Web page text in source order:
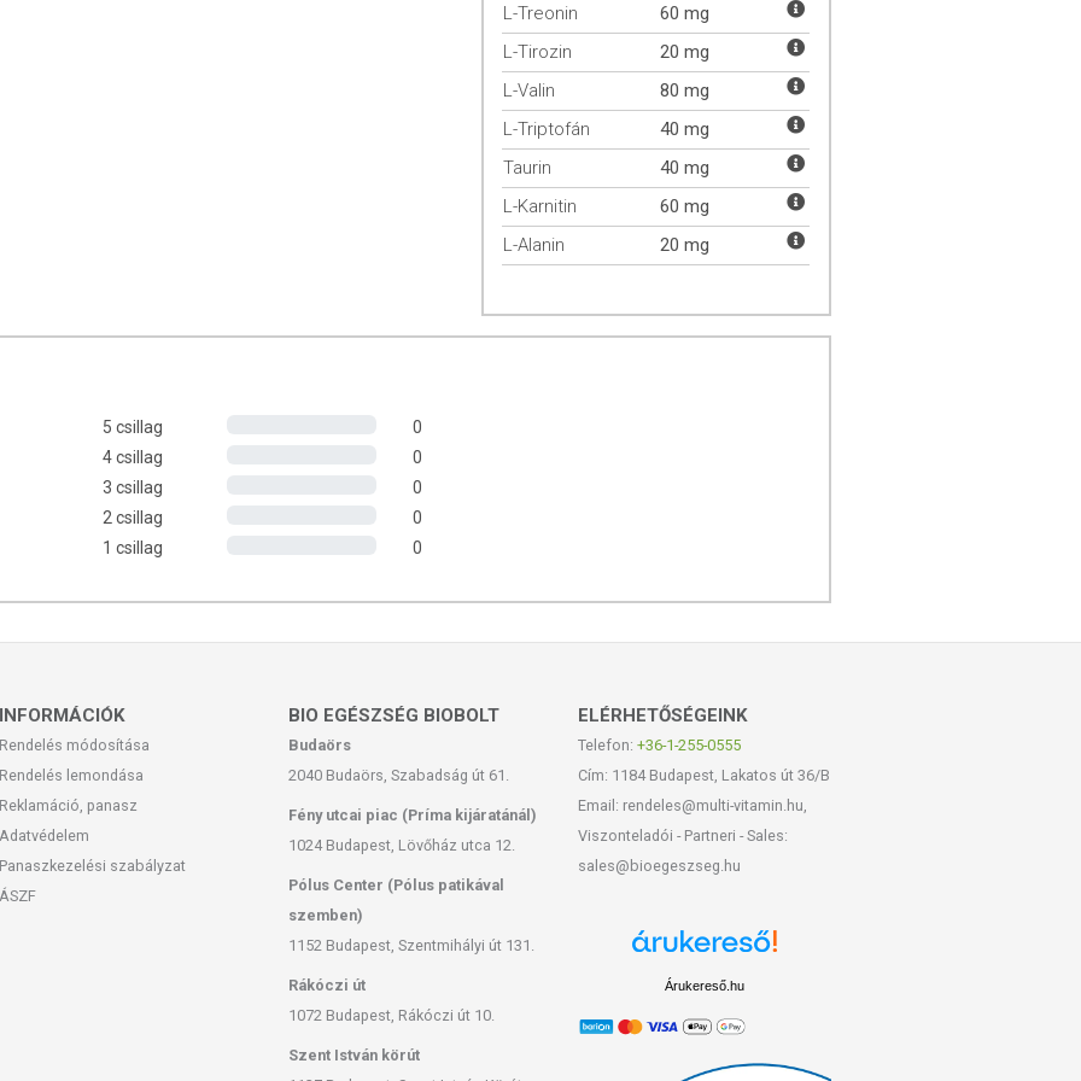
és nedvességtől védett helyen.
feltüntetett időpontot.
frissítjük, törekszünk arra, hogy naprakészek legyenek.
ennek ellenére a webshopon szereplő adatok (beleértve a
információkat is) csak tájékoztató jellegűek, a tényleges
uniós szabályozás szerint élelmiszereknek minősülnek,
L-Treonin
60 mg
L-Tirozin
20 mg
L-Valin
80 mg
L-Triptofán
40 mg
Taurin
40 mg
L-Karnitin
60 mg
L-Alanin
20 mg
5 csillag
0
4 csillag
0
3 csillag
0
2 csillag
0
1 csillag
0
INFORMÁCIÓK
Rendelés módosítása
Rendelés lemondása
Reklamáció, panasz
Adatvédelem
Panaszkezelési szabályzat
ÁSZF
BIO EGÉSZSÉG BIOBOLT
Budaörs
2040 Budaörs, Szabadság út 61.
Fény utcai piac (Príma kijáratánál)
1024 Budapest, Lövőház utca 12.
Pólus Center (Pólus patikával
szemben)
1152 Budapest, Szentmihályi út 131.
Rákóczi út
1072 Budapest, Rákóczi út 10.
Szent István körút
ELÉRHETŐSÉGEINK
Telefon: +36-1-255-0555
Cím: 1184 Budapest, Lakatos út 36/B
Email: rendeles@multi-vitamin.hu,
Viszonteladói - Partneri - Sales:
sales@bioegeszseg.hu
Árukereső.hu